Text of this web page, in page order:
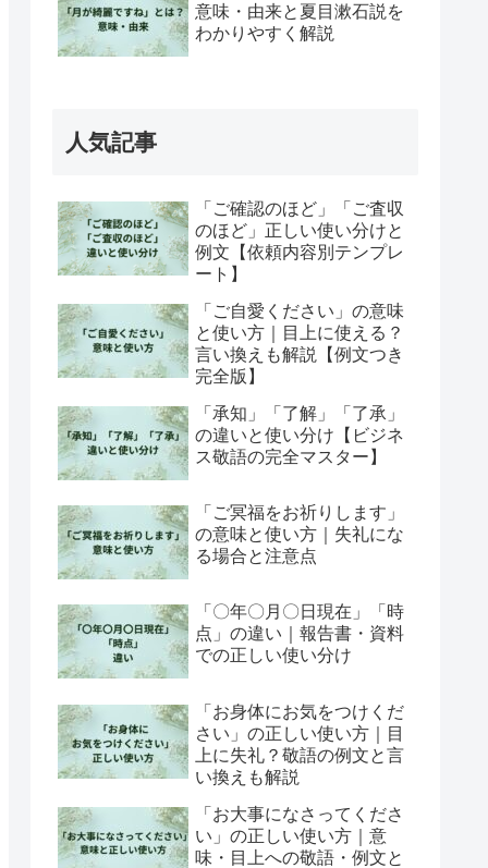
意味・由来と夏目漱石説を
わかりやすく解説
人気記事
「ご確認のほど」「ご査収
のほど」正しい使い分けと
例文【依頼内容別テンプレ
ート】
「ご自愛ください」の意味
と使い方｜目上に使える？
言い換えも解説【例文つき
完全版】
「承知」「了解」「了承」
の違いと使い分け【ビジネ
ス敬語の完全マスター】
「ご冥福をお祈りします」
の意味と使い方｜失礼にな
る場合と注意点
「〇年〇月〇日現在」「時
点」の違い｜報告書・資料
での正しい使い分け
「お身体にお気をつけくだ
さい」の正しい使い方｜目
上に失礼？敬語の例文と言
い換えも解説
「お大事になさってくださ
い」の正しい使い方｜意
味・目上への敬語・例文と